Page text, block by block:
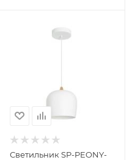
Светильник SP-PEONY-